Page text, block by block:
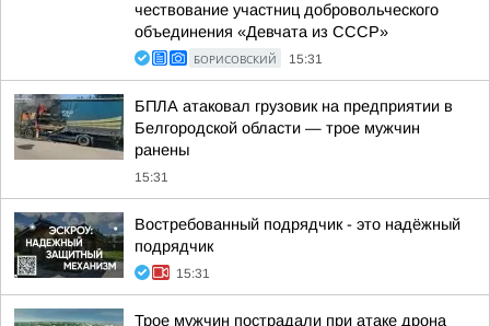
чествование участниц добровольческого
объединения «Девчата из СССР»
БОРИСОВСКИЙ 15:31
БПЛА атаковал грузовик на предприятии в
Белгородской области — трое мужчин
ранены
15:31
Востребованный подрядчик - это надёжный
подрядчик
15:31
Трое мужчин пострадали при атаке дрона